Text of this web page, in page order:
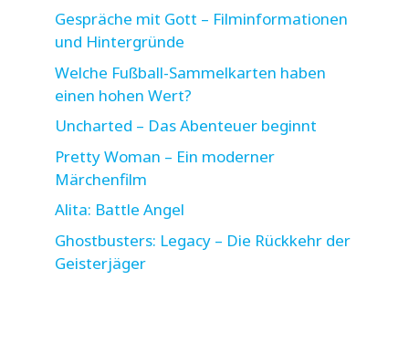
Gespräche mit Gott – Filminformationen
und Hintergründe
Welche Fußball-Sammelkarten haben
einen hohen Wert?
Uncharted – Das Abenteuer beginnt
Pretty Woman – Ein moderner
Märchenfilm
Alita: Battle Angel
Ghostbusters: Legacy – Die Rückkehr der
Geisterjäger